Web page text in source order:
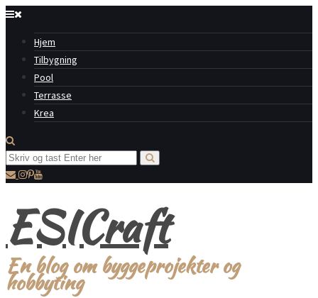
Hjem
Tilbygning
Pool
Terrasse
Krea
ESICraft
En blog om byggeprojekter og
hobbyting